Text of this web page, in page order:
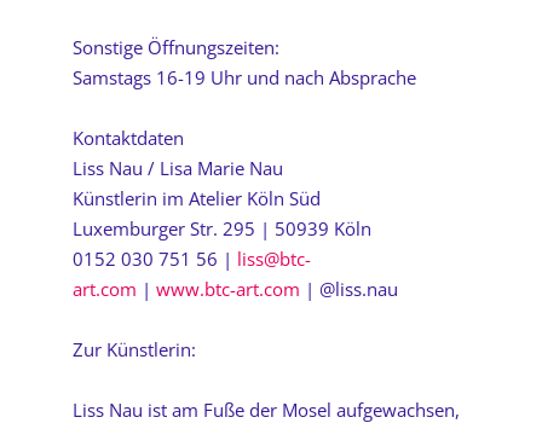
Sonstige Öffnungszeiten:
Samstags 16-19 Uhr und nach Absprache
Kontaktdaten
Liss Nau / Lisa Marie Nau
Künstlerin im Atelier Köln Süd
Luxemburger Str. 295 | 50939 Köln
0152 030 751 56 | liss@btc-
art.com | www.btc-art.com | @liss.nau
Zur Künstlerin:
Liss Nau ist am Fuße der Mosel aufgewachsen,